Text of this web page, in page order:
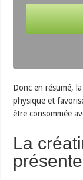
Donc en résumé,
physique et
être consommée
La